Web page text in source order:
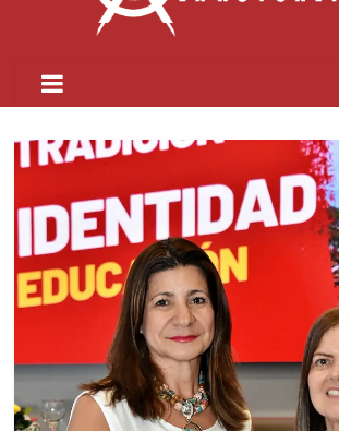
Banreservas obtiene siete galardones en los
República Dominicana 2026